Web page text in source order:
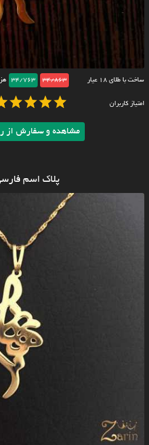
ساخت با طلای ۱۸ عیار 34/863
34/763
امتیاز کاربران
مشاهده و سفارش از
پلاک اسم